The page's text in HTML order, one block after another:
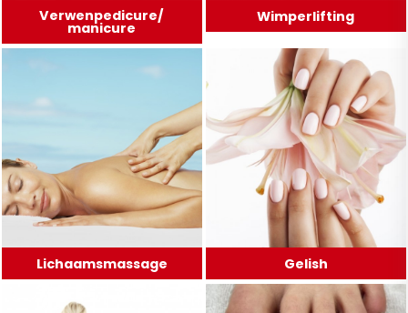
Verwenpedicure/
manicure
Wimperlifting
Lichaamsmassage Gelish